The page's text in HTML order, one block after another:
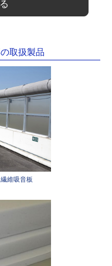
取扱製品
維吸音板